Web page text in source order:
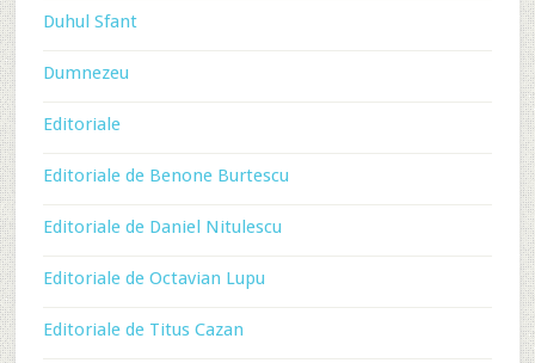
Duhul Sfant
Dumnezeu
Editoriale
Editoriale de Benone Burtescu
Editoriale de Daniel Nitulescu
Editoriale de Octavian Lupu
Editoriale de Titus Cazan